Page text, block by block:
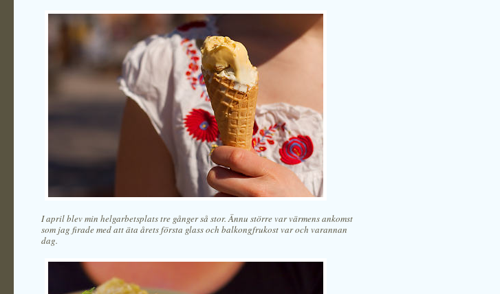
I april blev min helgarbetsplats tre gånger så stor. Ännu större var värmens ankomst
som jag firade med att äta årets första glass och balkongfrukost var och varannan
dag.